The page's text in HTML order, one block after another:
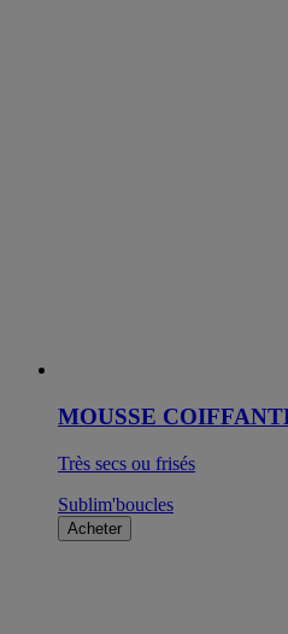
MOUSSE
Très secs ou frisés
Sublim'boucles
Acheter